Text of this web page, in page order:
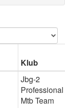
Klub
Jbg-2
Professional
Mtb Team